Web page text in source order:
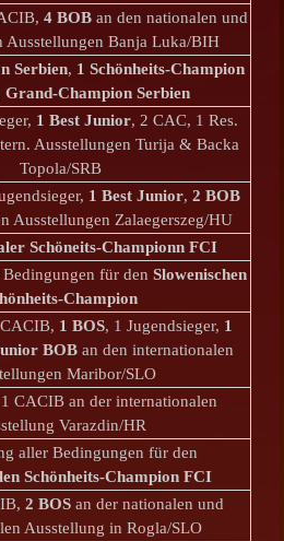
4 BOBan den nationalen und
Ausstellungen Banja Luka/BIH
Serbien, 1 Schönheits-Champion
Grand-Champion Serbien
1 Best Junior, 2 CAC, 1 Res.
Ausstellungen Turija & Backa
Topola/SRB
1 Best Junior,2 BOB
Ausstellungen Zalaegerszeg/HU
Schöneits-Championn FCI
für den Slowenischen
Champion
1 BOS, 1 Jugendsieger, 1
BOBan den internationalen
Maribor/SLO
CACIB an der internationalen
Varazdin/HR
aller Bedingungen für den
Schönheits-Champion FCI
2 BOSan der nationalen und
Ausstellung in Rogla/SLO